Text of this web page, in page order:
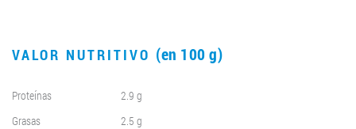
VALOR NUTRITIVO (en 100 g)
Proteínas
2.9 g
Grasas
2.5 g